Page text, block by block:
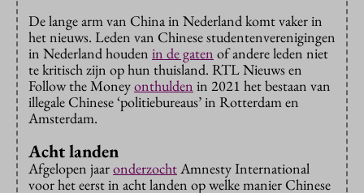
De lange arm van China in Nederland komt vaker in
het nieuws. Leden van Chinese studentenverenigingen
in Nederland houden in de gaten of andere leden niet
te kritisch zijn op hun thuisland. RTL Nieuws en
Follow the Moneyonthulden in 2021 het bestaan van
illegale Chinese ‘politiebureaus’ in Rotterdam en
Amsterdam.
Acht landen
Afgelopen jaaronderzochtAmnesty International
voor het eerst in acht landen op welke manier Chinese